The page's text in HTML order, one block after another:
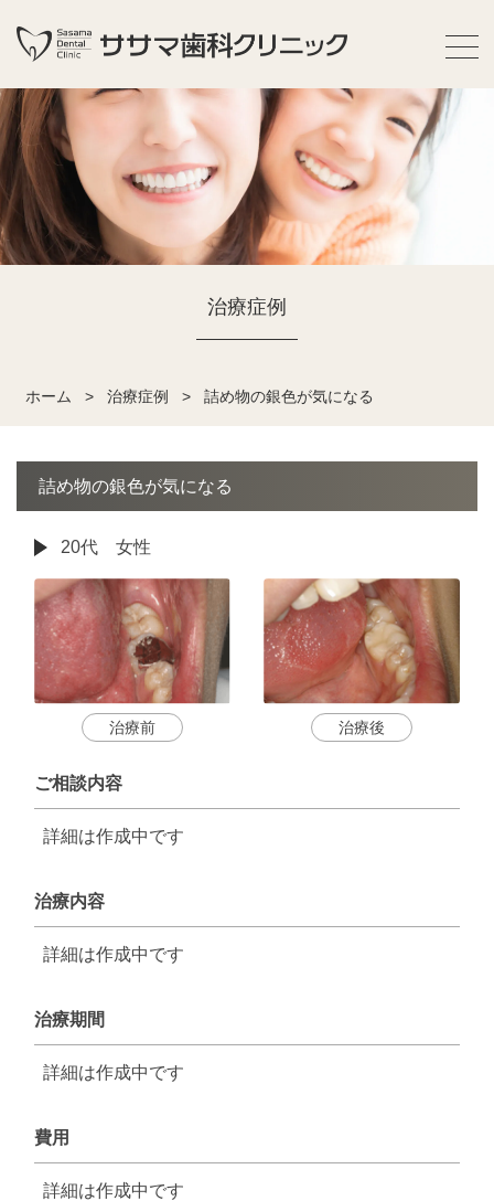
治療症例
ホーム > 治療症例 > 詰め物の銀色が気になる
詰め物の銀色が気になる
20代 女性
治療前 治療後
ご相談内容
詳細は作成中です
治療内容
詳細は作成中です
治療期間
詳細は作成中です
費用
詳細は作成中です